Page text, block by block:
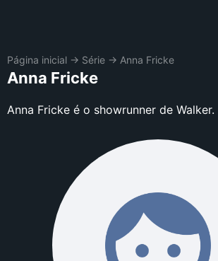
Página inicial → Série → Anna Fricke
Anna Fricke
Anna Fricke é o showrunner de Walker.